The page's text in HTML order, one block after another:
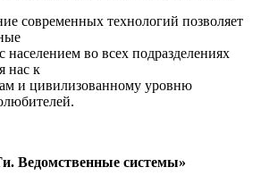
современных технологий позволяет
населением во всех подразделениях
нас к
и цивилизованному уровню
Ведомственные системы»